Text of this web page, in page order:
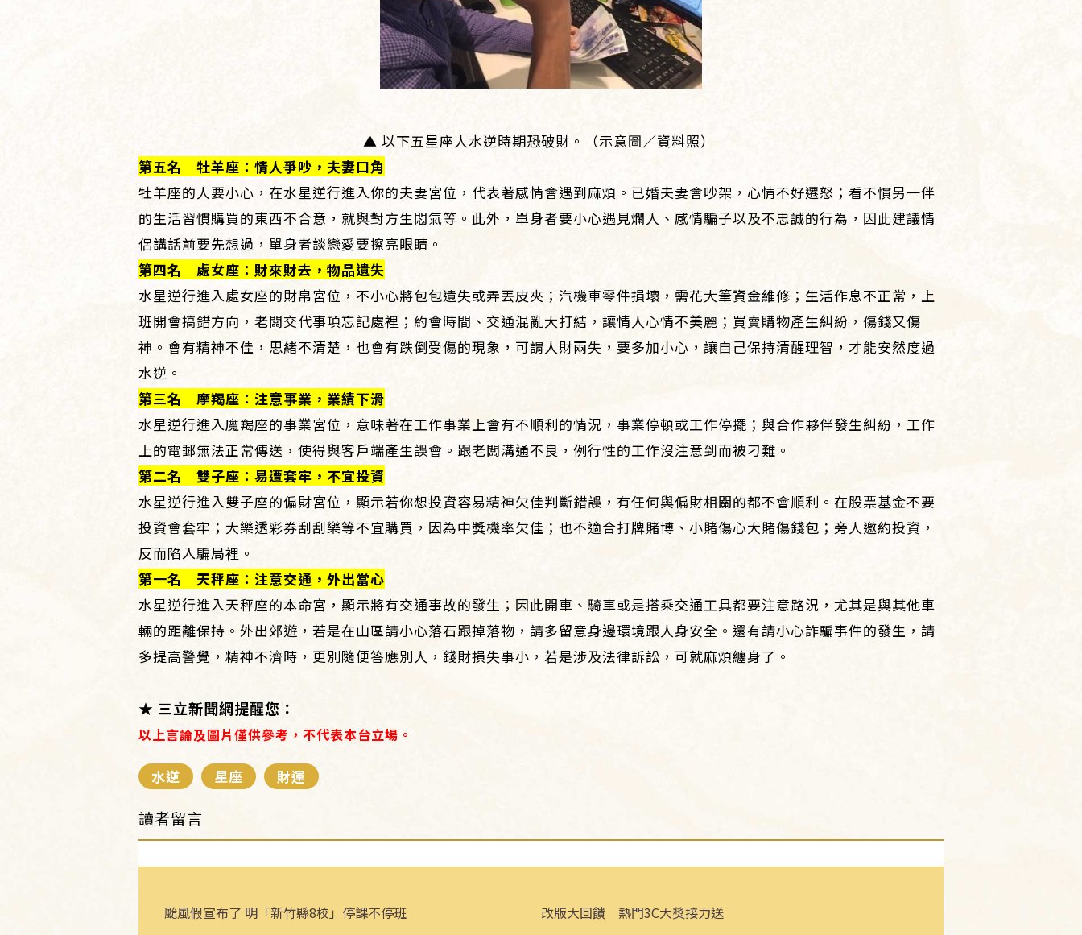
▲ 以下五星座人水逆時期恐破財。（示意圖／資料照）
第五名 牡羊座：情人爭吵，夫妻口角
牡羊座的人要小心，在水星逆行進入你的夫妻宮位，代表著感情會遇到麻煩。已婚夫妻會吵架，心情不好遷怒；看不慣另一伴
的生活習慣購買的東西不合意，就與對方生悶氣等。此外，單身者要小心遇見爛人、感情騙子以及不忠誠的行為，因此建議情
侶講話前要先想過，單身者談戀愛要擦亮眼睛。
第四名 處女座：財來財去，物品遺失
水星逆行進入處女座的財帛宮位，不小心將包包遺失或弄丟皮夾；汽機車零件損壞，需花大筆資金維修；生活作息不正常，上
班開會搞錯方向，老闆交代事項忘記處裡；約會時間、交通混亂大打結，讓情人心情不美麗；買賣購物產生糾紛，傷錢又傷
神。會有精神不佳，思緒不清楚，也會有跌倒受傷的現象，可謂人財兩失，要多加小心，讓自己保持清醒理智，才能安然度過
水逆。
第三名 摩羯座：注意事業，業績下滑
水星逆行進入魔羯座的事業宮位，意味著在工作事業上會有不順利的情況，事業停頓或工作停擺；與合作夥伴發生糾紛，工作
上的電郵無法正常傳送，使得與客戶端產生誤會。跟老闆溝通不良，例行性的工作沒注意到而被刁難。
第二名 雙子座：易遭套牢，不宜投資
水星逆行進入雙子座的偏財宮位，顯示若你想投資容易精神欠佳判斷錯誤，有任何與偏財相關的都不會順利。在股票基金不要
投資會套牢；大樂透彩券刮刮樂等不宜購買，因為中獎機率欠佳；也不適合打牌賭博、小賭傷心大賭傷錢包；旁人邀約投資，
反而陷入騙局裡。
第一名 天秤座：注意交通，外出當心
水星逆行進入天秤座的本命宮，顯示將有交通事故的發生；因此開車、騎車或是搭乘交通工具都要注意路況，尤其是與其他車
輛的距離保持。外出郊遊，若是在山區請小心落石跟掉落物，請多留意身邊環境跟人身安全。還有請小心詐騙事件的發生，請
多提高警覺，精神不濟時，更別隨便答應別人，錢財損失事小，若是涉及法律訴訟，可就麻煩纏身了。
★ 三立新聞網提醒您：
以上言論及圖片僅供參考，不代表本台立場。
水逆 星座 財運
讀者留言
颱風假宣布了 明「新竹縣8校」停課不停班
改版大回饋 熱門3C大獎接力送